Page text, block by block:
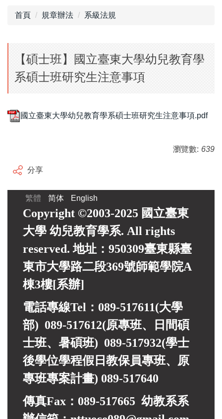
首頁 規章辦法 系級法規
【碩士班】國立臺東大學幼兒教育學
系碩士班研究生注意事項
國立臺東大學幼兒教育學系碩士班研究生注意事項.pdf
瀏覽數: 639
分享
繁體 简体 English
Copyright ©2003-2025 國立臺東
大學 幼兒教育學系. All rights
reserved. 地址：950309臺東縣臺
東市大學路二段369號師範學院A
棟3樓[系辦]
電話專線Tel：089-517611(大學
部) 089-517612(原專班、日間碩
士班、暑碩班) 089-517932(學士
後學位學程假日教保員專班、 原
專班專案計畫) 089-517640
傳真Fax：089-517665 幼教系系